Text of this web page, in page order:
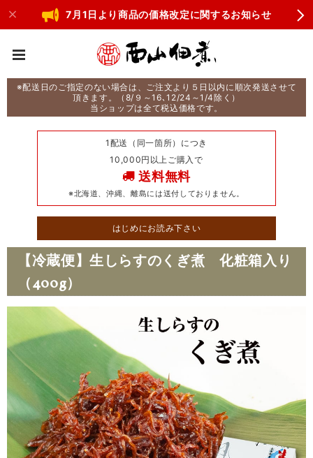
7月1日より商品の価格改定に関するお知らせ
※配送日のご指定のない場合は、ご注文より５日以内に順次発送させて
頂きます。（8/９～16､12/24～1/4除く）
当ショップは全て税込価格です。
1配送（同一箇所）につき
10,000円以上ご購入で
送料無料
※北海道、沖縄、離島には送付しておりません。
はじめにお読み下さい
【冷蔵便】生しらすのくぎ煮 化粧箱入り
（400g）